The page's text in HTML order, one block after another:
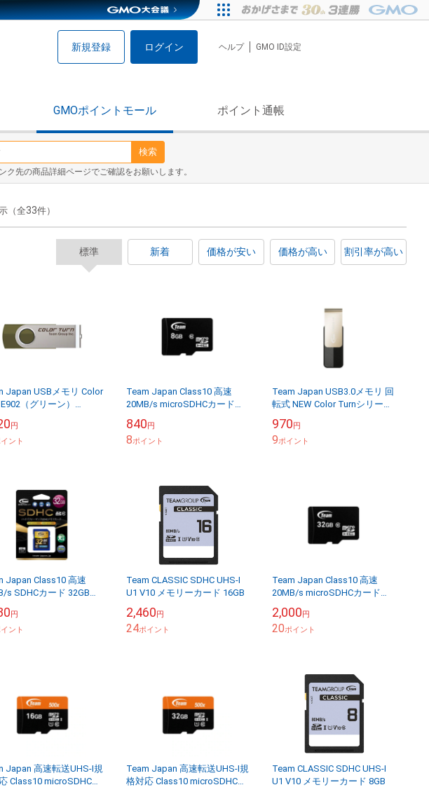
新規登録 ログイン ヘルプ GMO ID設定
GMOポイントモール ポイント通帳
検索
先の商品詳細ページでご確認をお願いします。
（全33件）
標準 新着 価格が安い 価格が高い 割引率が高い
Japan USBメモリ Color
（グリーン）
円
ント
Team Japan Class10 高速
20MB/s microSDHCカード
ームジャパン マイ...
840円
8ポイント
Team Japan USB3.0メモリ 回
転式 NEW Color Turnシリーズ
970円
9ポイント
Japan Class10 高速
s SDHCカード 32GB
円
ント
Team CLASSIC SDHC UHS-I
U1 V10 メモリーカード 16GB
2,460円
24ポイント
Team Japan Class10 高速
20MB/s microSDHCカード
チームジャパン マ...
2,000円
20ポイント
Japan 高速転送UHS-I規
Class10 microSDHCカ
Team Japan 高速転送UHS-I規
格対応 Class10 microSDHCカ
Team CLASSIC SDHC UHS-I
U1 V10 メモリーカード 8GB